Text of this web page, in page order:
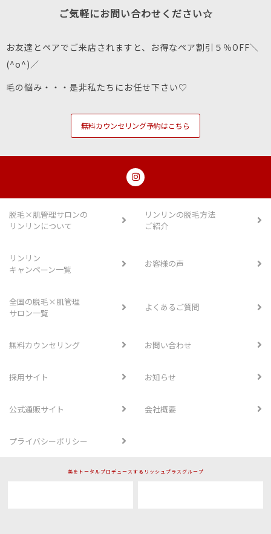
ご気軽にお問い合わせください☆
お友達とペアでご来店されますと、お得なペア割引５％OFF＼
(^o^)／
毛の悩み・・・是非私たちにお任せ下さい♡
無料カウンセリング予約はこちら
脱毛×肌管理サロンの
リンリンについて
リンリンの脱毛方法
ご紹介
リンリン
キャンペーン一覧
お客様の声
全国の脱毛×肌管理
サロン一覧
よくあるご質問
無料カウンセリング お問い合わせ
採用サイト お知らせ
公式通販サイト 会社概要
プライバシーポリシー
美をトータルプロデュースするリッシュプラスグループ